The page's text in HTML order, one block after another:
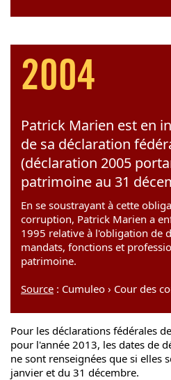
2004
Patrick Marien est en
de sa déclaration
(déclaration 2005
patrimoine au 31
En se soustrayant à cette
corruption, Patrick Marien a
1995 relative à l'obligation de
mandats, fonctions et
patrimoine.
Source : Cumuleo › Cour des
Pour les déclarations fédérales
pour l'année 2013, les dates de
ne sont renseignées que si elles
janvier et du 31 décembre.